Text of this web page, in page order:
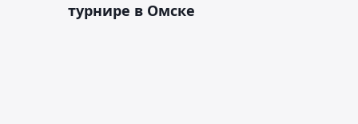
турнире в Омске